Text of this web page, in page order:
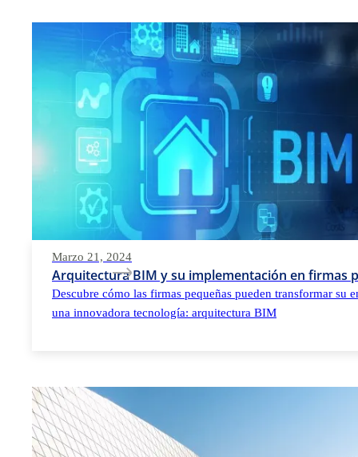
Marzo 21, 2024
Arquitectura BIM y su implementación en firmas
Descubre cómo las firmas pequeñas pueden transformar su
una innovadora tecnología: arquitectura BIM